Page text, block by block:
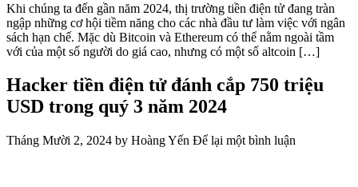
Khi chúng ta đến gần năm 2024, thị trường tiền điện tử đang tràn
ngập những cơ hội tiềm năng cho các nhà đầu tư làm việc với ngân
sách hạn chế. Mặc dù Bitcoin và Ethereum có thể nằm ngoài tầm
với của một số người do giá cao, nhưng có một số altcoin […]
Hacker tiền điện tử đánh cắp 750 triệu
USD trong quý 3 năm 2024
Tháng Mười 2, 2024 by Hoàng Yến Để lại một bình luận